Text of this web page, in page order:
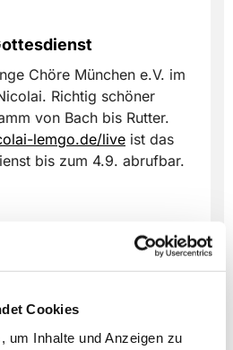
Cookies
um Inhalte und Anzeigen zu
Chöre München e.V. im
Richtig schöner
von Bach bis Rutter.
lemgo.de/live ist das
bis zum 4.9. abrufbar.
Sie auch